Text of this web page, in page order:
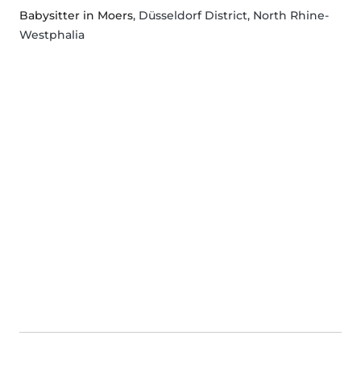
Babysitter in Moers, Düsseldorf District, North Rhine-
Westphalia